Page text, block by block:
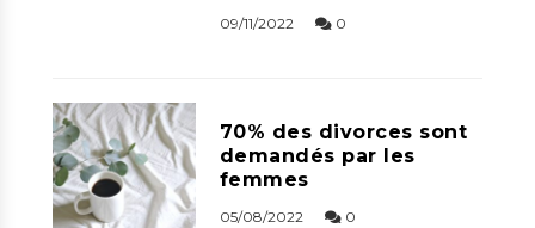
09/11/2022 0
70% des divorces sont
demandés par les
femmes
05/08/2022 0